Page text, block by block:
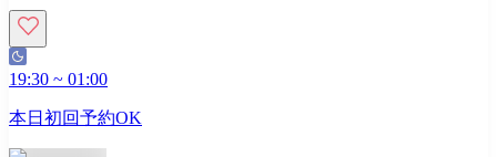
19:30 ~ 01:00
本日初回予約OK